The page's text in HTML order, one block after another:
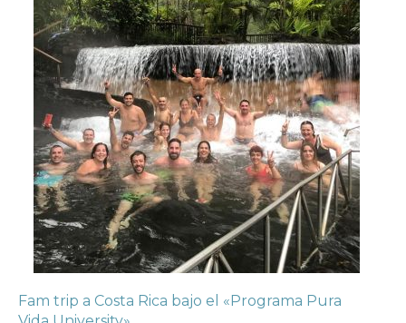
Fam trip a Costa Rica bajo el «Programa Pura